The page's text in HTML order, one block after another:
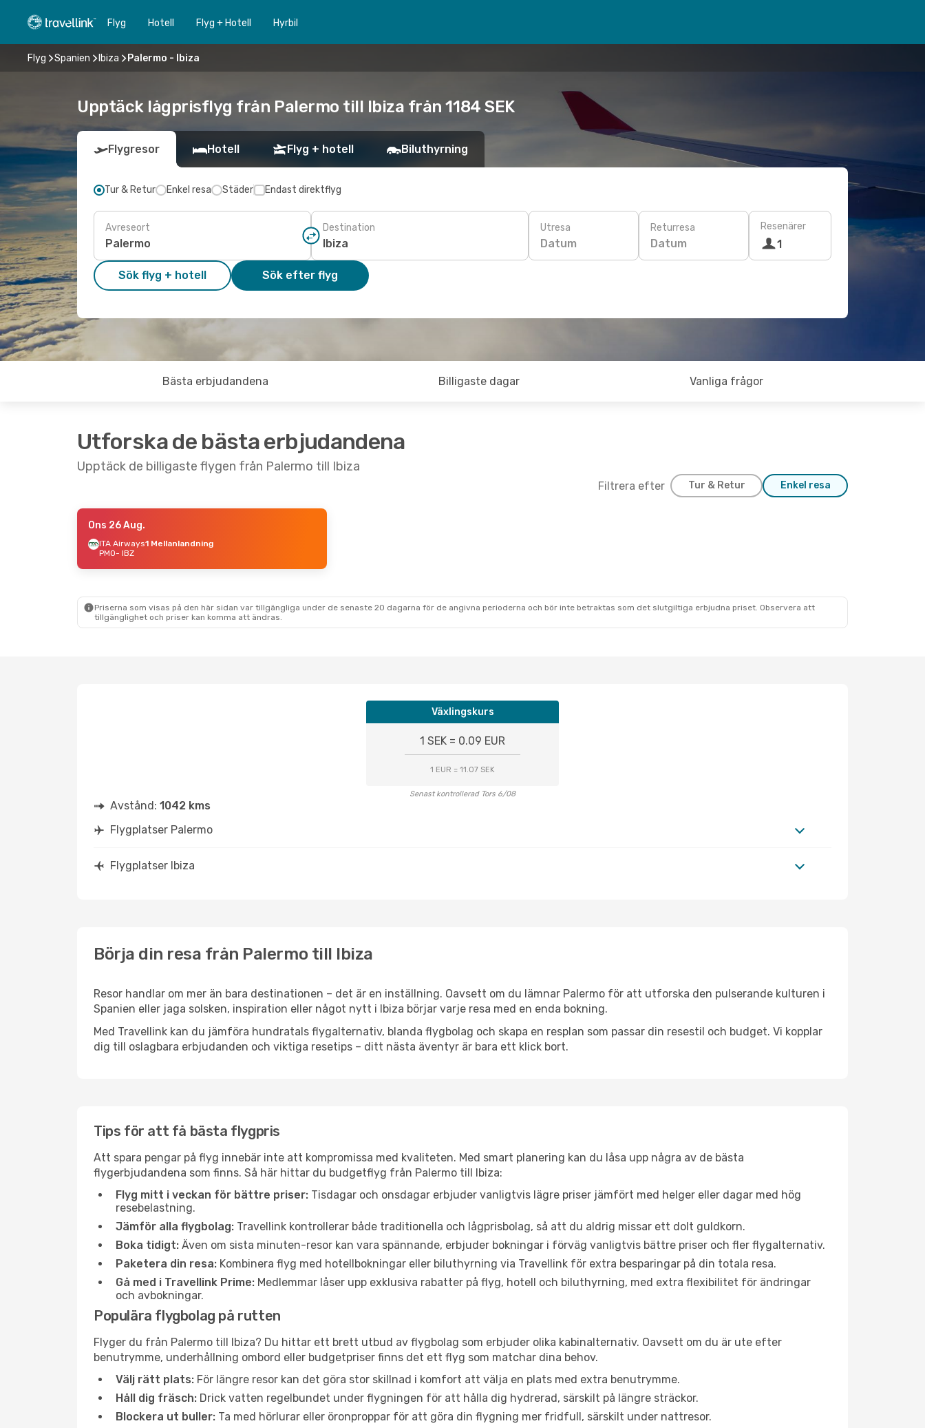
Flyg Hotell Flyg + Hotell Hyrbil
Flyg Spanien Ibiza Palermo - Ibiza
Upptäck lågprisflyg från Palermo till Ibiza från 1184 SEK
Flygresor Hotell Flyg + hotell Biluthyrning
Tur & Retur Enkel resa Städer Endast direktflyg
Avreseort Destination Utresa
Datum
Returresa
Datum
Resenärer
1
Sök flyg + hotell Sök efter flyg
Bästa erbjudandena Billigaste dagar Vanliga frågor
Utforska de bästa erbjudandena
Upptäck de billigaste flygen från Palermo till Ibiza
Filtrera efter Tur & Retur Enkel resa
- Fre 4 Sep.
1 Mellanlandning
Ons 26 Aug.
ITA Airways1 Mellanlandning
PMO- IBZ
Priserna som visas på den här sidan var tillgängliga under de senaste 20 dagarna för de angivna perioderna och bör inte betraktas som det slutgiltiga erbjudna priset. Observera att
tillgänglighet och priser kan komma att ändras.
Växlingskurs
1 SEK = 0.09 EUR
1 EUR = 11.07 SEK
Senast kontrollerad Tors 6/08
Avstånd: 1042 kms
Flygplatser Palermo
Flygplatser Ibiza
Börja din resa från Palermo till Ibiza
Resor handlar om mer än bara destinationen – det är en inställning. Oavsett om du lämnar Palermo för att utforska den pulserande kulturen i
Spanien eller jaga solsken, inspiration eller något nytt i Ibiza börjar varje resa med en enda bokning.
Med Travellink kan du jämföra hundratals flygalternativ, blanda flygbolag och skapa en resplan som passar din resestil och budget. Vi kopplar
dig till oslagbara erbjudanden och viktiga resetips – ditt nästa äventyr är bara ett klick bort.
Tips för att få bästa flygpris
Att spara pengar på flyg innebär inte att kompromissa med kvaliteten. Med smart planering kan du låsa upp några av de bästa
flygerbjudandena som finns. Så här hittar du budgetflyg från Palermo till Ibiza:
Flyg mitt i veckan för bättre priser: Tisdagar och onsdagar erbjuder vanligtvis lägre priser jämfört med helger eller dagar med hög
resebelastning.
Jämför alla flygbolag: Travellink kontrollerar både traditionella och lågprisbolag, så att du aldrig missar ett dolt guldkorn.
Boka tidigt: Även om sista minuten-resor kan vara spännande, erbjuder bokningar i förväg vanligtvis bättre priser och fler flygalternativ.
Paketera din resa: Kombinera flyg med hotellbokningar eller biluthyrning via Travellink för extra besparingar på din totala resa.
Gå med i Travellink Prime: Medlemmar låser upp exklusiva rabatter på flyg, hotell och biluthyrning, med extra flexibilitet för ändringar
och avbokningar.
Populära flygbolag på rutten
Flyger du från Palermo till Ibiza? Du hittar ett brett utbud av flygbolag som erbjuder olika kabinalternativ. Oavsett om du är ute efter
benutrymme, underhållning ombord eller budgetpriser finns det ett flyg som matchar dina behov.
Välj rätt plats: För längre resor kan det göra stor skillnad i komfort att välja en plats med extra benutrymme.
Håll dig fräsch: Drick vatten regelbundet under flygningen för att hålla dig hydrerad, särskilt på längre sträckor.
Blockera ut buller: Ta med hörlurar eller öronproppar för att göra din flygning mer fridfull, särskilt under nattresor.